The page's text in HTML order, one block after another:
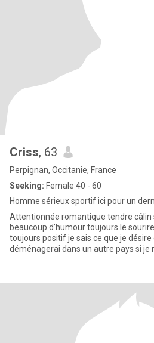
Criss, 63
Perpignan, Occitanie, France
Seeking: Female 40 - 60
Homme sérieux sportif ici pour un
Attentionnée romantique tendre câlin
beaucoup d’humour toujours le
toujours positif je sais ce que je désire
déménagerai dans un autre pays si je